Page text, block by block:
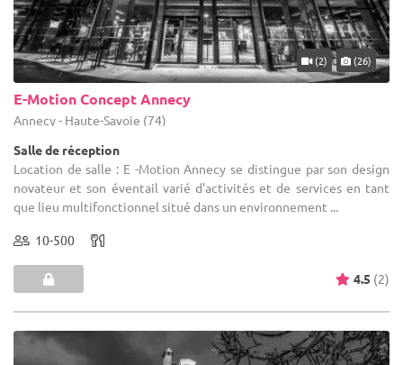
(2) (26)
E-Motion Concept Annecy
Annecy - Haute-Savoie (74)
Salle de réception
Location de salle : E -Motion Annecy se distingue par son design
novateur et son éventail varié d'activités et de services en tant
que lieu multifonctionnel situé dans un environnement ...
10-500
4.5 (2)